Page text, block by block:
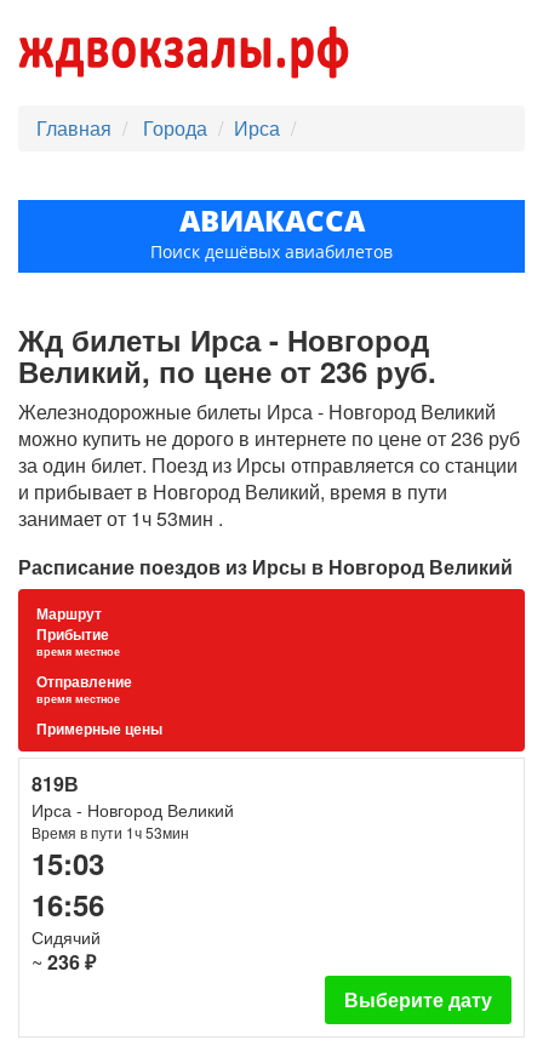
Главная Города Ирса
АВИАКАССА
Поиск дешёвых авиабилетов
Жд билеты Ирса - Новгород
Великий, по цене от 236 руб.
Железнодорожные билеты Ирса - Новгород Великий
можно купить не дорого в интернете по цене от 236 руб
за один билет. Поезд из Ирсы отправляется со станции
и прибывает в Новгород Великий, время в пути
занимает от 1ч 53мин .
Расписание поездов из Ирсы в Новгород Великий
Маршрут
Прибытие
время местное
Отправление
время местное
Примерные цены
819В
Ирса - Новгород Великий
Время в пути 1ч 53мин
15:03
16:56
Сидячий
~ 236 ₽
Выберите дату